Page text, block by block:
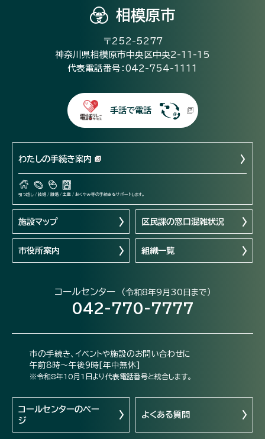
相模原市
〒252-5277
神奈川県相模原市中央区中央2-11-15
代表電話番号：042-754-1111
手話で電話
わたしの手続き案内
引っ越し / 結婚 / 離婚 / 出産 / おくやみ等の手続きをサポートします。
施設マップ 区民課の窓口混雑状況
市役所案内 組織一覧
コールセンター （令和8年9月30日まで）
042-770-7777
市の手続き、イベントや施設のお問い合わせに
午前8時～午後9時[年中無休]
※令和8年10月1日より代表電話番号と統合します。
コールセンターのペー
ジ
よくある質問